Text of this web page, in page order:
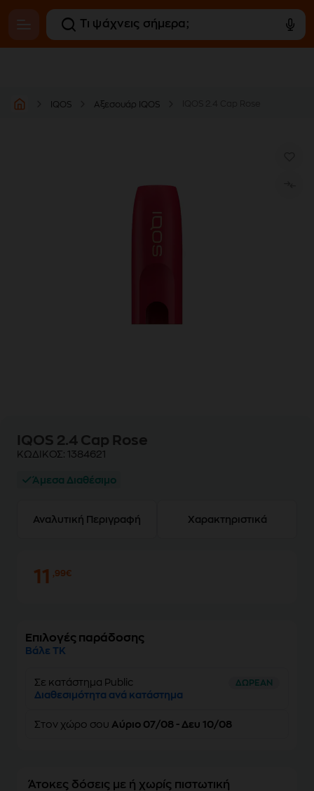
IQOS Αξεσουάρ IQOS
IQOS 2.4 Cap Rose
ΚΩΔΙΚΟΣ: 1384621
Άμεσα Διαθέσιμο
Αναλυτική Περιγραφή Χαρακτηριστικά
11,99€
Επιλογές παράδοσης
Βάλε ΤΚ
Σε κατάστημα Public ΔΩΡΕΑΝ
Διαθεσιμότητα ανά κατάστημα
Στον χώρο σου Αύριο 07/08 - Δευ 10/08
Άτοκες δόσεις με ή χωρίς πιστωτική